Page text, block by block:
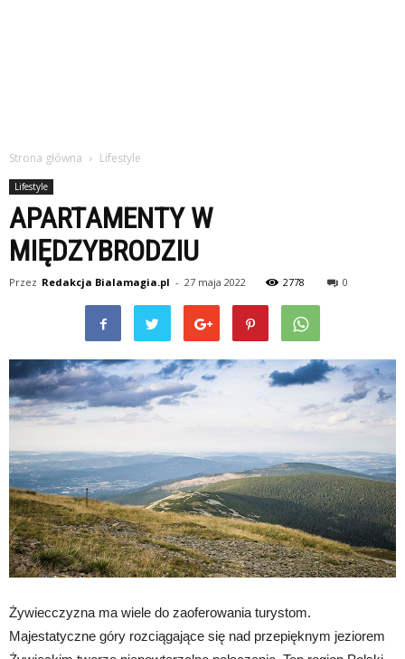
Strona główna Lifestyle
Lifestyle
APARTAMENTY W
MIĘDZYBRODZIU
Przez Redakcja Bialamagia.pl - 27 maja 2022 2778 0
Żywiecczyzna ma wiele do zaoferowania turystom.
Majestatyczne góry rozciągające się nad przepięknym jeziorem